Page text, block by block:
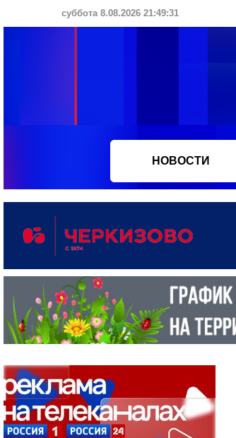
суббота 8.08.2026 21:49:32
НОВОСТИ